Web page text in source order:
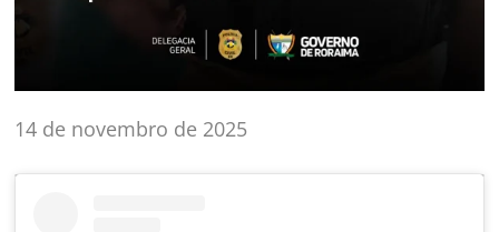
14 de novembro de 2025